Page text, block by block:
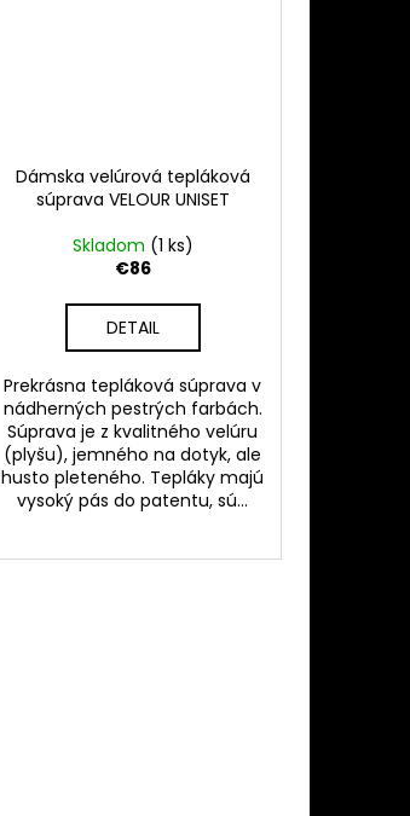
Dámska velúrová tepláková
súprava VELOUR UNISET
Skladom (1 ks)
€86
DETAIL
Prekrásna tepláková súprava v
nádherných pestrých farbách.
Súprava je z kvalitného velúru
(plyšu), jemného na dotyk, ale
husto pleteného. Tepláky majú
vysoký pás do patentu, sú...